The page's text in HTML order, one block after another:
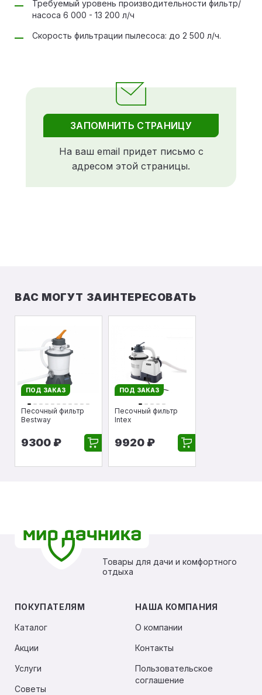
Требуемый уровень производительности фильтр/
насоса 6 000 - 13 200 л/ч
Скорость фильтрации пылесоса: до 2 500 л/ч.
ЗАПОМНИТЬ СТРАНИЦУ
На ваш email придет письмо с
адресом этой страницы.
ВАС МОГУТ ЗАИНТЕРЕСОВАТЬ
ПОД ЗАКАЗ
Песочный фильтр
Bestway
9300 ₽
ПОД ЗАКАЗ
Песочный фильтр
Intex
9920 ₽
Товары для дачи и комфортного
отдыха
ПОКУПАТЕЛЯМ
Каталог
Акции
Услуги
Советы
НАША КОМПАНИЯ
О компании
Контакты
Пользовательское
соглашение